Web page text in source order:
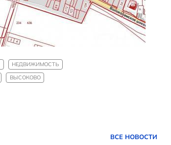
НЕДВИЖИМОСТЬ
ВЫСОКОВО
ВСЕ НОВОСТИ